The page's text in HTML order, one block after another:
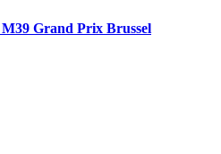
Grand Prix Brussel